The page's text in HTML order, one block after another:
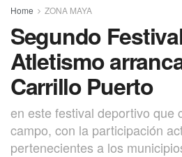
Home ZONA MAYA
Segundo
Atletismo
Carrillo Puerto
en este festival deportivo que
campo, con la participación
pertenecientes a los